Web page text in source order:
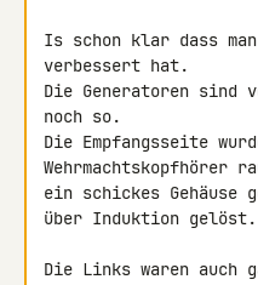
Is schon klar dass
verbessert hat.
Die Generatoren sind
noch so.
Die Empfangsseite
Wehrmachtskopfhörer
ein schickes Gehäuse
über Induktion gelöst.
Die Links waren auch